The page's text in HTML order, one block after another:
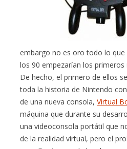
embargo no es oro todo lo que
los 90 empezarían los
De hecho, el primero de ellos
toda la historia de Nintendo
de una nueva consola,Virtual
máquina que durante su
una videoconsola portátil que
de la realidad virtual, pero el